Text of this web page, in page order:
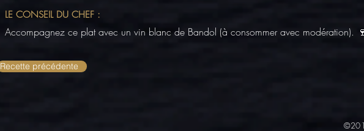
Recette précédente
LE CONSEIL DU CHEF :
Accompagnez ce plat avec un vin blanc de Bandol (à consommer avec modération). 🍷